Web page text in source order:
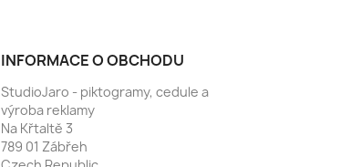
INFORMACE O OBCHODU
StudioJaro - piktogramy, cedule a
výroba reklamy
Na Křtaltě 3
789 01 Zábřeh